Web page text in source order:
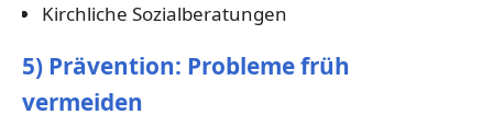
Kirchliche Sozialberatungen
5) Prävention: Probleme früh
vermeiden